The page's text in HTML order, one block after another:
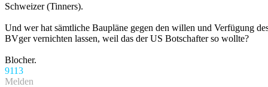
Schweizer (Tinners).
Und wer hat sämtliche Baupläne gegen den willen und Verfügung
BVger vernichten lassen, weil das der US Botschafter so wollte?
Blocher.
9113
Melden